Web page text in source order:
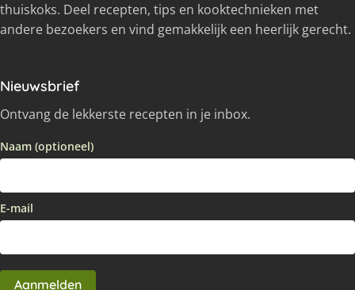
thuiskoks. Deel recepten, tips en kooktechnieken met
andere bezoekers en vind gemakkelijk een heerlijk gerecht.
Nieuwsbrief
Ontvang de lekkerste recepten in je inbox.
Naam (optioneel)
E-mail
Aanmelden